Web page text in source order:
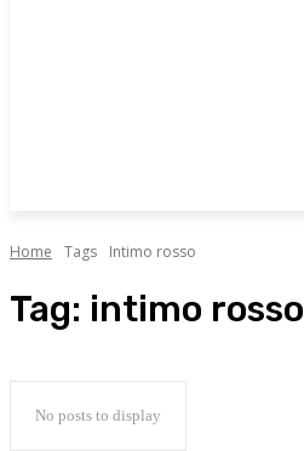
Home Tags Intimo rosso
Tag: intimo rosso
No posts to display